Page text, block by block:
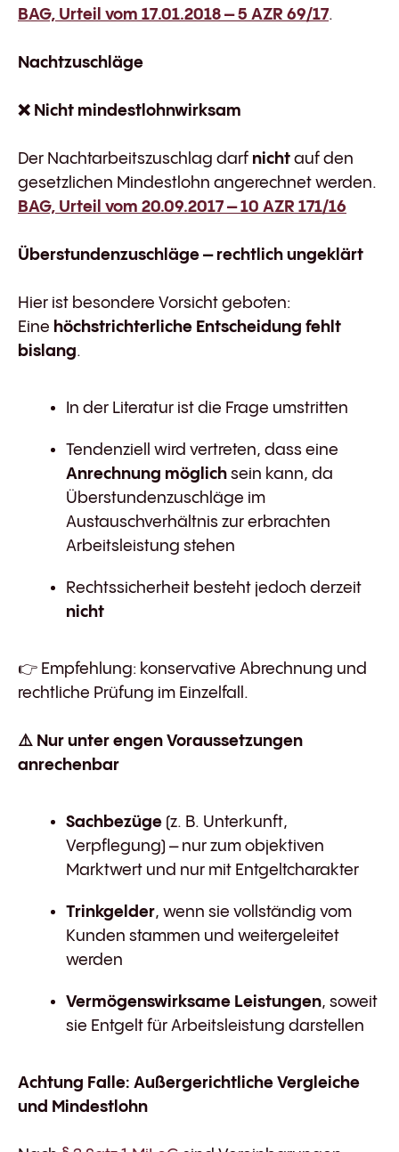
BAG, Urteil vom 17.01.2018 – 5 AZR 69/17.
Nachtzuschläge
❌ Nicht mindestlohnwirksam
Der Nachtarbeitszuschlag darf nicht auf den
gesetzlichen Mindestlohn angerechnet werden.
BAG, Urteil vom 20.09.2017 – 10 AZR 171/16
Überstundenzuschläge – rechtlich ungeklärt
Hier ist besondere Vorsicht geboten:
Eine höchstrichterliche Entscheidung fehlt
bislang.
In der Literatur ist die Frage umstritten
Tendenziell wird vertreten, dass eine
Anrechnung möglich sein kann, da
Überstundenzuschläge im
Austauschverhältnis zur erbrachten
Arbeitsleistung stehen
Rechtssicherheit besteht jedoch derzeit
nicht
👉 Empfehlung: konservative Abrechnung und
rechtliche Prüfung im Einzelfall.
⚠️ Nur unter engen Voraussetzungen
anrechenbar
Sachbezüge (z. B. Unterkunft,
Verpflegung) – nur zum objektiven
Marktwert und nur mit Entgeltcharakter
Trinkgelder, wenn sie vollständig vom
Kunden stammen und weitergeleitet
werden
Vermögenswirksame Leistungen, soweit
sie Entgelt für Arbeitsleistung darstellen
Achtung Falle: Außergerichtliche Vergleiche
und Mindestlohn